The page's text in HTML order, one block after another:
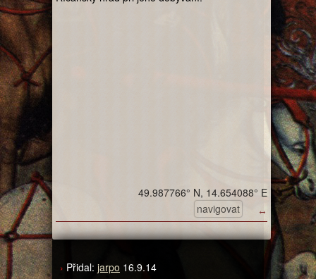
↔
49.987766° N, 14.654088° E
navigovat
Přidal: jarpo 16.9.14